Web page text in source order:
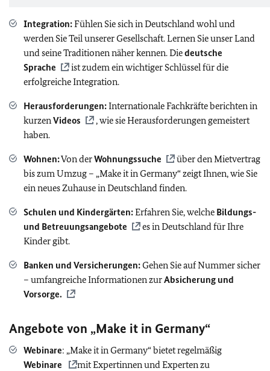
Integration:Fühlen Sie sich in Deutschland wohl und
werden Sie Teil unserer Gesellschaft. Lernen Sie unser Land
und seine Traditionen näher kennen. Diedeutsche
Sprache
ist zudem ein wichtiger Schlüssel für die
erfolgreiche Integration.
Herausforderungen:Internationale Fachkräfte berichten in
kurzenVideos
, wie sie Herausforderungen gemeistert
haben.
Wohnen:Von derWohnungssuche
über den Mietvertrag
bis zum Umzug – „Make it in Germany“ zeigt Ihnen, wie Sie
ein neues Zuhause in Deutschland finden.
Schulen und Kindergärten:Erfahren Sie, welche Bildungs-
und Betreuungsangebote
es in Deutschland für Ihre
Kinder gibt.
Banken und Versicherungen:Gehen Sie auf Nummer sicher
– umfangreiche Informationen zurAbsicherung und
Vorsorge.
Angebote von „Make it in Germany“
Webinare: „Make it in Germany“ bietet regelmäßig
Webinare
mit Expertinnen und Experten zu